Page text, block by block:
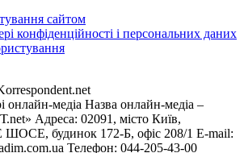
сайтом
конфіденційності і персональних даних
онлайн-медіа Назва онлайн-медіа –
Адреса: 02091, місто Київ,
будинок 172-Б, офіс 208/1 E-mail:
Телефон: 044-205-43-00